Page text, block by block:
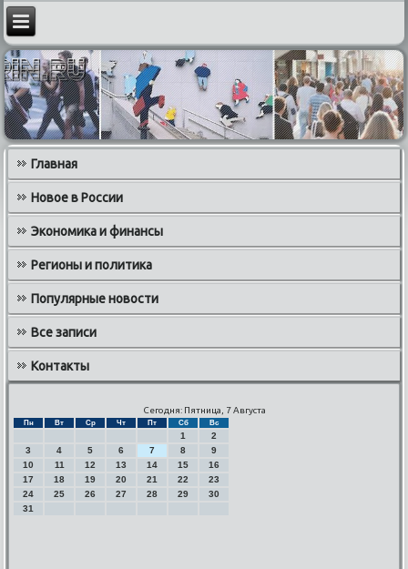
Главная
Новое в России
Экономика и финансы
Регионы и политика
Популярные новости
Все записи
Контакты
Сегодня: Пятница, 7 Августа
Пн Вт Ср Чт Пт Сб Вс
1
2
3
4 5 6 7 8
9
10
11 12 13 14 15
16
17
18 19 20 21 22
23
24
25 26 27 28 29
30
31